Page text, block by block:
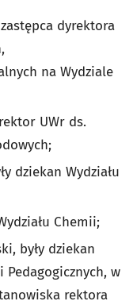
dyrektora
na Wydziale
UWr ds.
dziekan Wydziału
Chemii;
były dziekan
Pedagogicznych, w
rektora